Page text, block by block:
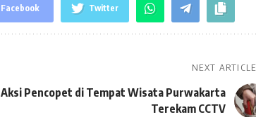
Facebook Twitter
NEXT ARTICLE
Aksi Pencopet di Tempat Wisata Purwakarta
Terekam CCTV